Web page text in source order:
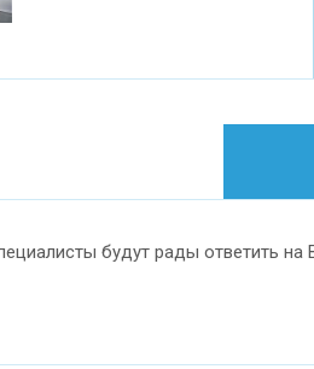
будут рады ответить